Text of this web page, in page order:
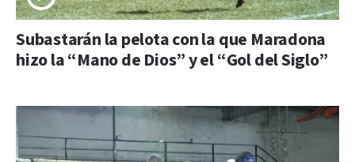
Subastarán la pelota con la que Maradona
hizo la “Mano de Dios” y el “Gol del Siglo”